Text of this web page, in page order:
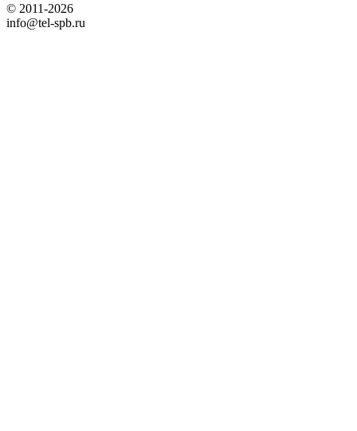
© 2011-2026
info@tel-spb.ru